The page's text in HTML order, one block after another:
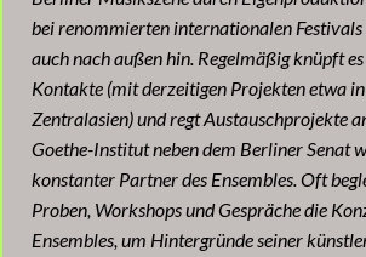
bei renommierten internationalen
auch nach außen hin. Regelmäßig knüpft
Kontakte (mit derzeitigen Projekten etwa
Zentralasien) und regt Austauschprojekte
Goethe-Institut neben dem Berliner Senat
konstanter Partner des Ensembles. Oft
Proben, Workshops und Gespräche die
Ensembles, um Hintergründe seiner